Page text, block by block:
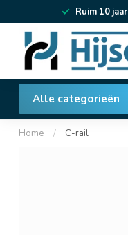
Ruim 10 jaar
Alle categorieën
Home / C-rail